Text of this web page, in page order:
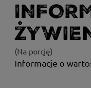
(Na porcję)
Informacje o